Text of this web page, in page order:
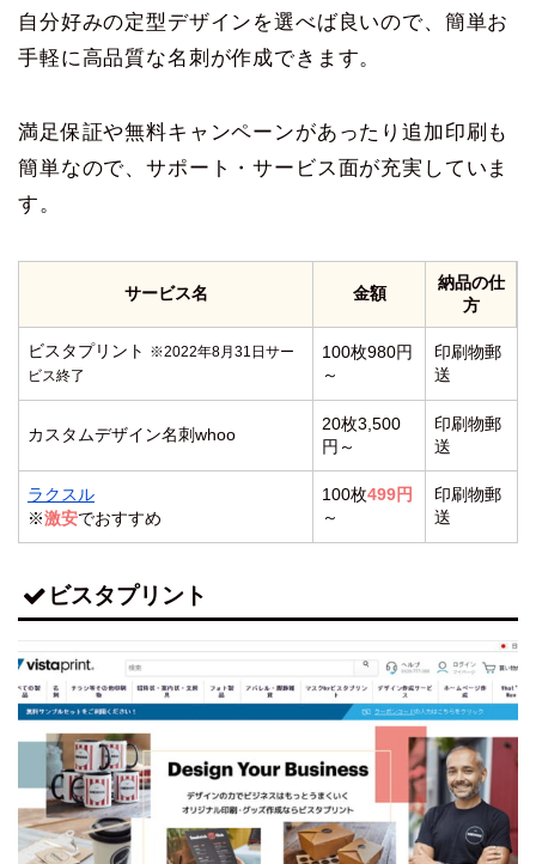
自分好みの定型デザインを選べば良いので、簡単お
手軽に高品質な名刺が作成できます。
満足保証や無料キャンペーンがあったり追加印刷も
簡単なので、サポート・サービス面が充実していま
す。
サービス名 金額
納品の仕
方
ビスタプリント ※2022年8月31日サー
ビス終了
100枚980円
～
印刷物郵
送
カスタムデザイン名刺whoo
20枚3,500
円～
印刷物郵
送
ラクスル
※激安でおすすめ
100枚499円
～
印刷物郵
送
ビスタプリント